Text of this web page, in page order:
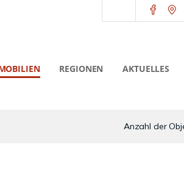
REGIONEN AKTUELLES
Anzahl der